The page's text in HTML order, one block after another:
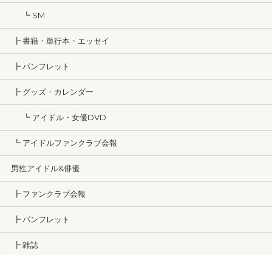
┗ SM
┣ 書籍・単行本・エッセイ
┣ パンフレット
┣ グッズ・カレンダー
┗ アイドル・女優DVD
┗ アイドルファンクラブ会報
男性アイドル&俳優
┣ ファンクラブ会報
┣ パンフレット
┣ 雑誌